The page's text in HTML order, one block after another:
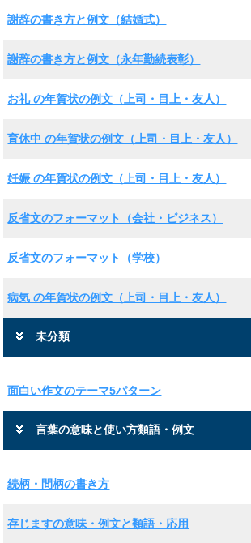
謝辞の書き方と例文（結婚式）
謝辞の書き方と例文（永年勤続表彰）
お礼 の年賀状の例文（上司・目上・友人）
育休中 の年賀状の例文（上司・目上・友人）
妊娠 の年賀状の例文（上司・目上・友人）
反省文のフォーマット（会社・ビジネス）
反省文のフォーマット（学校）
病気 の年賀状の例文（上司・目上・友人）
未分類
面白い作文のテーマ5パターン
言葉の意味と使い方類語・例文
続柄・間柄の書き方
存じますの意味・例文と類語・応用